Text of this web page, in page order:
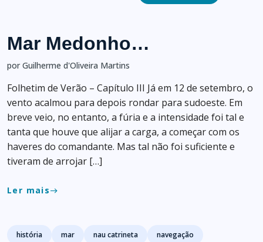
Mar Medonho…
por Guilherme d'Oliveira Martins
Folhetim de Verão – Capítulo III Já em 12 de setembro, o
vento acalmou para depois rondar para sudoeste. Em
breve veio, no entanto, a fúria e a intensidade foi tal e
tanta que houve que alijar a carga, a começar com os
haveres do comandante. Mas tal não foi suficiente e
tiveram de arrojar […]
Ler maiseast
Tags
história mar nau catrineta
navegação